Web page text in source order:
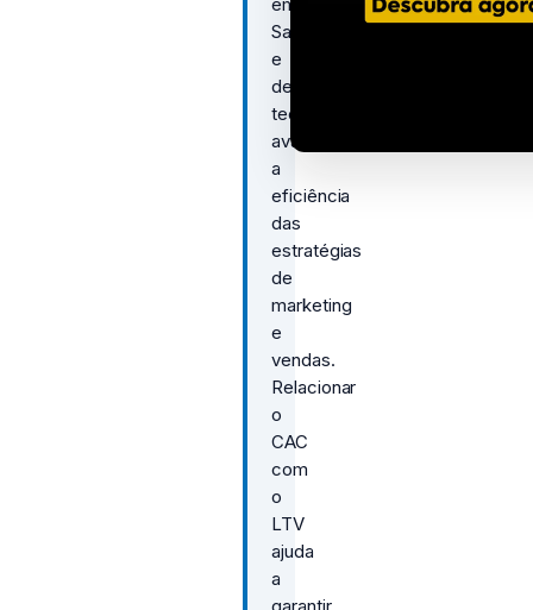
SaaS
e
de
tecnologia
avaliarem
a
eficiência
das
estratégias
de
marketing
e
vendas.
Relacionar
o
CAC
com
o
LTV
ajuda
a